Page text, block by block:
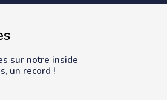
sur notre inside
un record !